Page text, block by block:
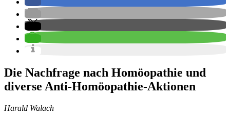
Die Nachfrage nach Homöopathie und
diverse Anti-Homöopathie-Aktionen
Harald Walach